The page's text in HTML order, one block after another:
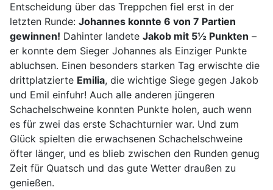
Entscheidung über das Treppchen fiel erst in der
letzten Runde: Johannes konnte 6 von 7 Partien
gewinnen! Dahinter landete Jakob mit 5½ Punkten –
er konnte dem Sieger Johannes als Einziger Punkte
abluchsen. Einen besonders starken Tag erwischte die
drittplatzierte Emilia, die wichtige Siege gegen Jakob
und Emil einfuhr! Auch alle anderen jüngeren
Schachelschweine konnten Punkte holen, auch wenn
es für zwei das erste Schachturnier war. Und zum
Glück spielten die erwachsenen Schachelschweine
öfter länger, und es blieb zwischen den Runden genug
Zeit für Quatsch und das gute Wetter draußen zu
genießen.